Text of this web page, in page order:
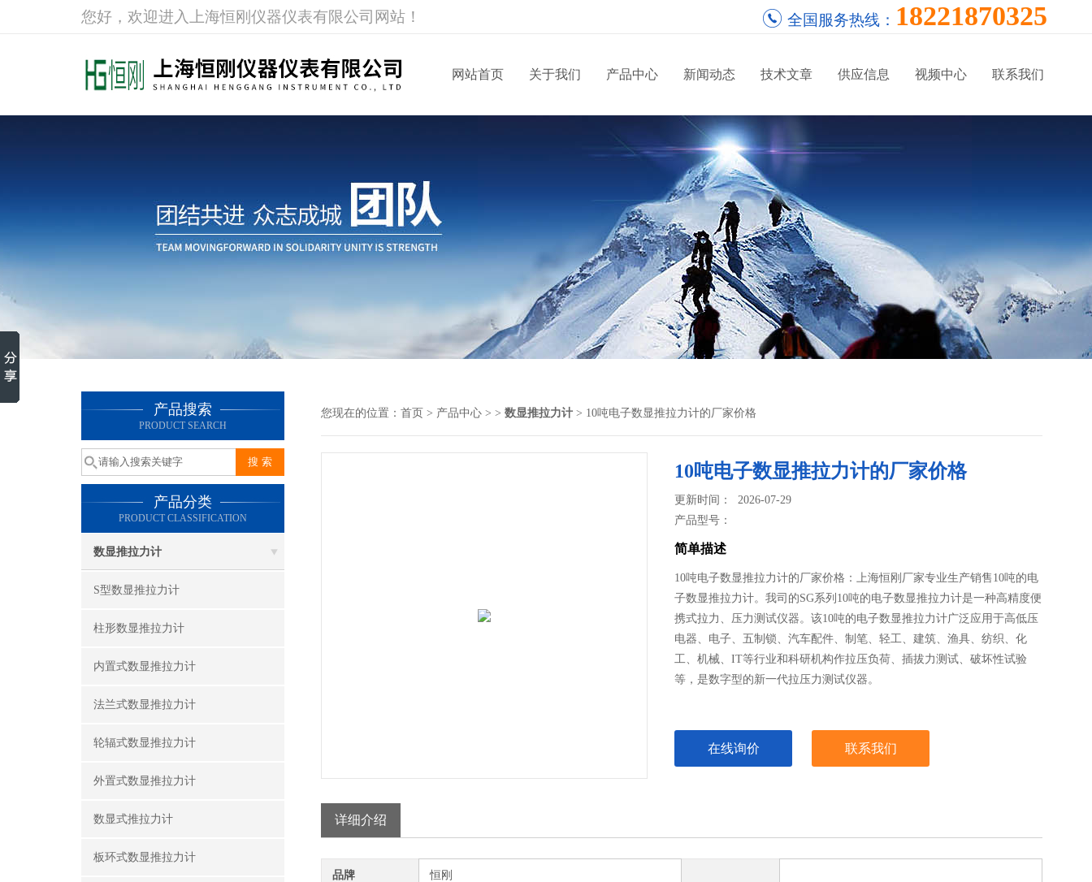
您好，欢迎进入上海恒刚仪器仪表有限公司网站！ 全国服务热线： 18221870325
网站首页 关于我们 产品中心 新闻动态 技术文章 供应信息 视频中心 联系我们
产品搜索
PRODUCT SEARCH
产品分类
PRODUCT CLASSIFICATION
数显推拉力计
S型数显推拉力计
柱形数显推拉力计
内置式数显推拉力计
法兰式数显推拉力计
轮辐式数显推拉力计
外置式数显推拉力计
数显式推拉力计
板环式数显推拉力计
您现在的位置： 首页 > 产品中心 > > 数显推拉力计 > 10吨电子数显推拉力计的厂家价格
10吨电子数显推拉力计的厂家价格
更新时间： 2026-07-29
产品型号：
简单描述
10吨电子数显推拉力计的厂家价格：上海恒刚厂家专业生产销售10吨的电
子数显推拉力计。我司的SG系列10吨的电子数显推拉力计是一种高精度便
携式拉力、压力测试仪器。该10吨的电子数显推拉力计广泛应用于高低压
电器、电子、五制锁、汽车配件、制笔、轻工、建筑、渔具、纺织、化
工、机械、IT等行业和科研机构作拉压负荷、插拔力测试、破坏性试验
等，是数字型的新一代拉压力测试仪器。
在线询价 联系我们
详细介绍
品牌 恒刚